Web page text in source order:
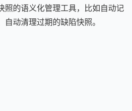
照的语义化管理工具，比如自动记
动清理过期的缺陷快照。